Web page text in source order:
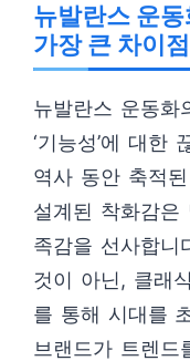
뉴발란스 운
가장 큰 차이
뉴발란스 운동화
‘기능성’에 대한
역사 동안 축적
설계된 착화감은
족감을 선사합니
것이 아닌, 클래
를 통해 시대를
브랜드가 트렌